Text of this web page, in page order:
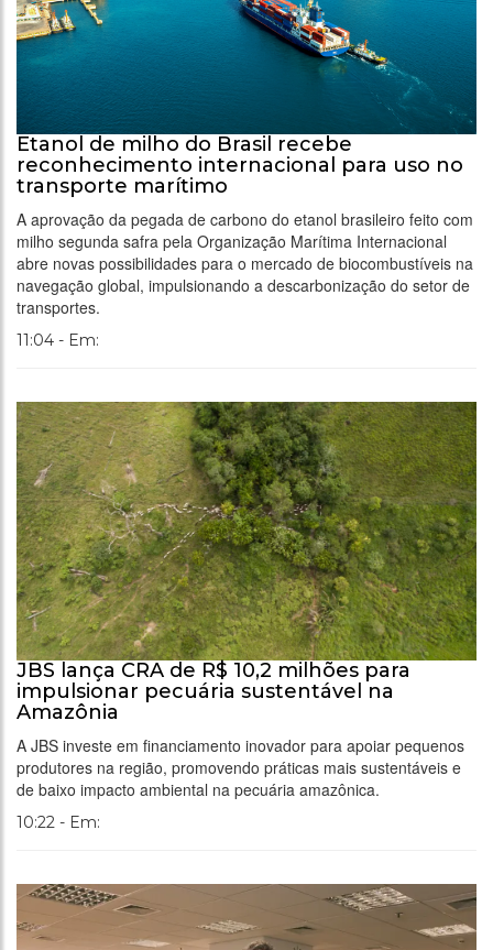
Etanol de milho do Brasil recebe
reconhecimento internacional para uso no
transporte marítimo
A aprovação da pegada de carbono do etanol brasileiro feito com
milho segunda safra pela Organização Marítima Internacional
abre novas possibilidades para o mercado de biocombustíveis na
navegação global, impulsionando a descarbonização do setor de
transportes.
11:04 - Em:
JBS lança CRA de R$ 10,2 milhões para
impulsionar pecuária sustentável na
Amazônia
A JBS investe em financiamento inovador para apoiar pequenos
produtores na região, promovendo práticas mais sustentáveis e
de baixo impacto ambiental na pecuária amazônica.
10:22 - Em: